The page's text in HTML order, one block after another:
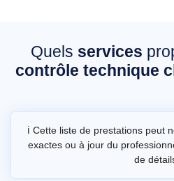
Quels services
contrôle technique
ℹ️ Cette liste de prestations peut
exactes ou à jour du
de